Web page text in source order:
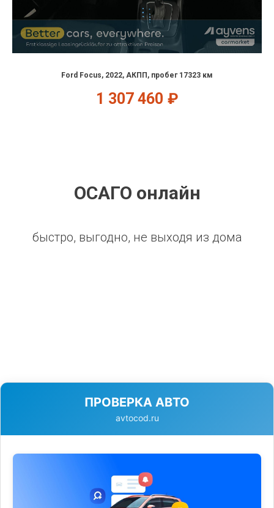
Ford Focus, 2022, АКПП, пробег 17323 км
1 307 460 ₽
ОСАГО онлайн
быстро, выгодно, не выходя из дома
ПРОВЕРКА АВТО
avtocod.ru